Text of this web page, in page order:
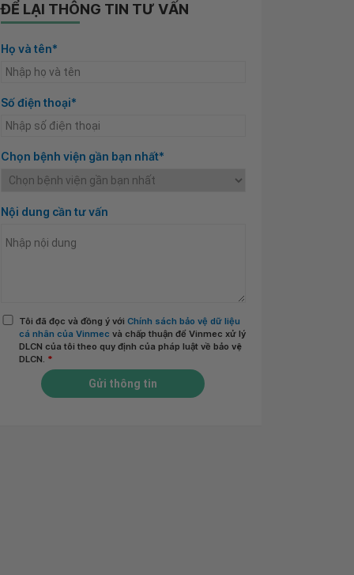
ĐỂ LẠI THÔNG TIN TƯ VẤN
Họ và tên*
Số điện thoại*
Chọn bệnh viện gần bạn nhất*
Nội dung cần tư vấn
Tôi đã đọc và đồng ý với Chính sách bảo vệ dữ liệu
cá nhân của Vinmec và chấp thuận để Vinmec xử lý
DLCN của tôi theo quy định của pháp luật về bảo vệ
DLCN. *
Gửi thông tin